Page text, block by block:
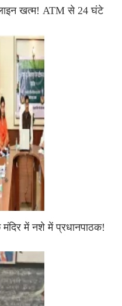
खत्म! ATM से 24 घंटे
में नशे में प्रधानपाठक!